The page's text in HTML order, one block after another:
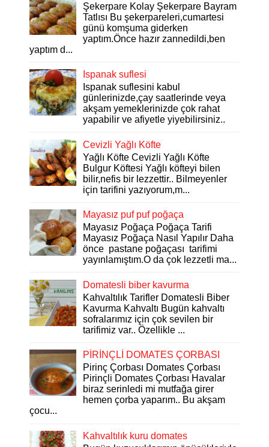
Şekerpare Kolay Şekerpare Bayram
Tatlısı Bu şekerpareleri,cumartesi
günü komşuma giderken
yaptım.Önce hazır zannedildi,ben
yaptım d...
Ispanak suflesi
Ispanak suflesini kabul
günlerinizde,çay saatlerinde veya
akşam yemeklerinizde çok rahat
yapabilir ve afiyetle yiyebilirsiniz..
Cevizli Yağlı Köfte
Yağlı Köfte Cevizli Yağlı Köfte
Bulgur Köftesi Yağlı köfteyi bilen
bilir,nefis bir lezzettir.. Bilmeyenler
için tarifini yazıyorum,m...
Mayasız puf puf poğaça
Mayasız Poğaça Poğaça Tarifi
Mayasız Poğaça Nasıl Yapılır Daha
önce pastane poğaçası tarifimi
yayınlamıştım.O da çok lezzetli ma...
Domatesli biber kavurma
Kahvaltılık Tarifler Domatesli Biber
Kavurma Kahvaltı Bugün kahvaltı
sofralarımız için çok sevilen bir
tarifimiz var.. Özellikle ...
PİRİNÇLİ DOMATES ÇORBASI
Pirinç Çorbası Domates Çorbası
Pirinçli Domates Çorbası Havalar
biraz serinledi mi mutfağa girer
hemen çorba yaparım.. Bu akşam
çocu...
Kahvaltılık kuru domates